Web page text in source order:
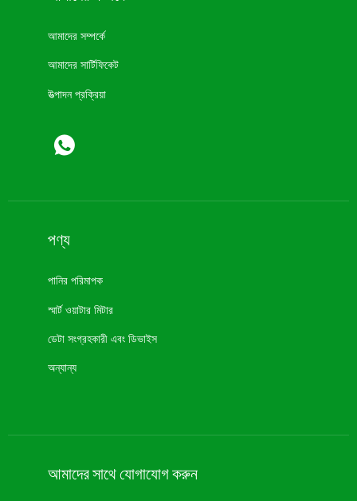
আমাদের সম্পর্কে
আমাদের সার্টিফিকেট
উত্পাদন প্রক্রিয়া
পণ্য
পানির পরিমাপক
স্মার্ট ওয়াটার মিটার
ডেটা সংগ্রহকারী এবং ডিভাইস
অন্যান্য
আমাদের সাথে যোগাযোগ করুন